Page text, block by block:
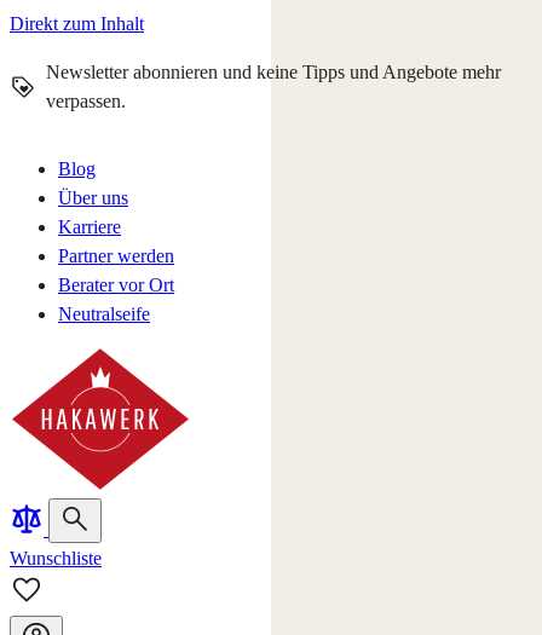
Direkt zum Inhalt
Newsletter abonnieren und keine Tipps und Angebote mehr
verpassen.
Blog
Über uns
Karriere
Partner werden
Berater vor Ort
Neutralseife
Wunschliste